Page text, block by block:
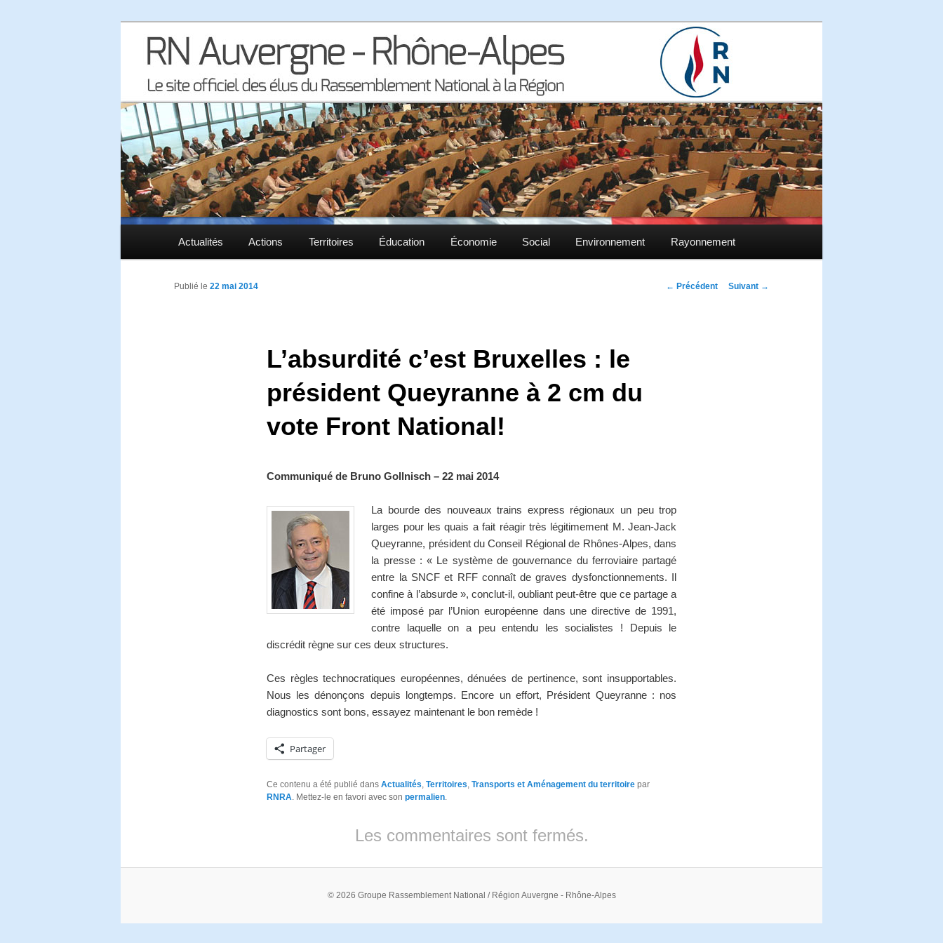
RN Auvergne – Rhône-Alpes
Aller au contenu principal
Aller au contenu secondaire
Actualités Actions Territoires Éducation Économie Social Environnement Rayonnement
Navigation des
← Précédent Suivant →
L’absurdité c’est Bruxelles : le
président Queyranne à 2 cm du
vote Front National!
Publié le 22 mai 2014
Communiqué de Bruno Gollnisch – 22 mai 2014
La bourde des nouveaux trains express régionaux un peu trop
larges pour les quais a fait réagir très légitimement M. Jean-Jack
Queyranne, président du Conseil Régional de Rhônes-Alpes, dans
la presse : « Le système de gouvernance du ferroviaire partagé
entre la SNCF et RFF connaît de graves dysfonctionnements. Il
confine à l’absurde », conclut-il, oubliant peut-être que ce partage a
été imposé par l’Union européenne dans une directive de 1991,
contre laquelle on a peu entendu les socialistes ! Depuis le
discrédit règne sur ces deux structures.
Ces règles technocratiques européennes, dénuées de pertinence, sont insupportables.
Nous les dénonçons depuis longtemps. Encore un effort, Président Queyranne : nos
diagnostics sont bons, essayez maintenant le bon remède !
Partager
Ce contenu a été publié dans Actualités Territoires Transports et Aménagement du territoirepar
RNRA . Mettez-le en favori avec son permalien.
Les commentaires sont fermés.
© 2026 Groupe Rassemblement National / Région Auvergne - Rhône-Alpes